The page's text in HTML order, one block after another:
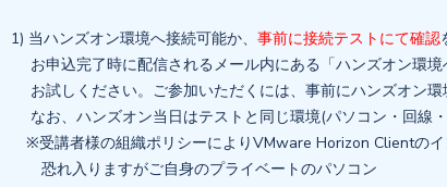
1) 当ハンズオン環境へ接続可能か、 事前に接続テストにて確認
お申込完了時に配信されるメール内にある「ハンズオン環境
お試しください。ご参加いただくには、事前にハンズオン環
なお、ハンズオン当日はテストと同じ環境(パソコン・回線・
※受講者様の組織ポリシーによりVMware Horizon Clientのイ
恐れ入りますがご自身のプライベートのパソコン